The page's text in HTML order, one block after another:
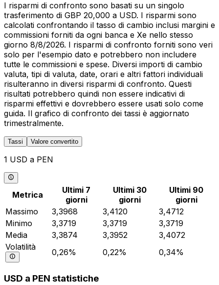
I risparmi di confronto sono basati su un singolo
trasferimento di GBP 20,000 a USD. I risparmi sono
calcolati confrontando il tasso di cambio inclusi margini e
commissioni forniti da ogni banca e Xe nello stesso
giorno 8/8/2026. I risparmi di confronto forniti sono veri
solo per l'esempio dato e potrebbero non includere
tutte le commissioni e spese. Diversi importi di cambio
valuta, tipi di valuta, date, orari e altri fattori individuali
risulteranno in diversi risparmi di confronto. Questi
risultati potrebbero quindi non essere indicativi di
risparmi effettivi e dovrebbero essere usati solo come
guida. Il grafico di confronto dei tassi è aggiornato
trimestralmente.
Tassi Valore convertito
1 USD a PEN
Metrica
Ultimi 7
giorni
Ultimi 30
giorni
Ultimi 90
giorni
Massimo
3,3968 3,4120
3,4712
Minimo
3,3719 3,3719
3,3719
Media
3,3874 3,3952
3,4072
Volatilità
0,26% 0,22% 0,34%
USD a PEN statistiche